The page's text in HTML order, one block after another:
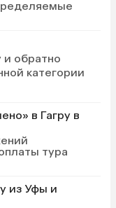
и обратно
категории
в Гагру в
тура
из Уфы и